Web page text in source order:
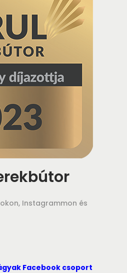
Instagrammon és
Facebook csoport